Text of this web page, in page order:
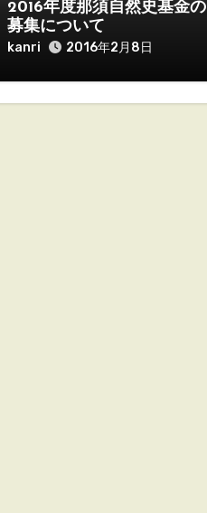
2016年度那須自然史基金の
募集について
kanri 2016年2月8日